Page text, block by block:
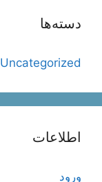
دسته‌ها
Uncategorized
اطلاعات
ورود